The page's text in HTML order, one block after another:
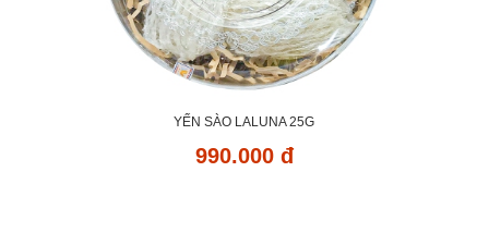
YẾN SÀO LALUNA 25G
990.000 đ